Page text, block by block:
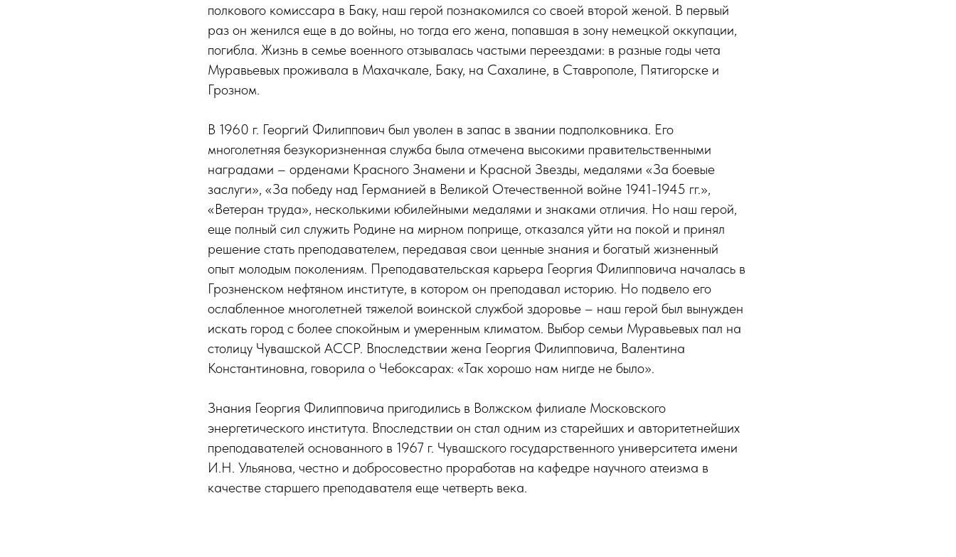
полкового комиссара в Баку, наш герой познакомился со своей второй женой. В первый
раз он женился еще в до войны, но тогда его жена, попавшая в зону немецкой оккупации,
погибла. Жизнь в семье военного отзывалась частыми переездами: в разные годы чета
Муравьевых проживала в Махачкале, Баку, на Сахалине, в Ставрополе, Пятигорске и
Грозном.
В 1960 г. Георгий Филиппович был уволен в запас в звании подполковника. Его
многолетняя безукоризненная служба была отмечена высокими правительственными
наградами – орденами Красного Знамени и Красной Звезды, медалями «За боевые
заслуги», «За победу над Германией в Великой Отечественной войне 1941-1945 гг.»,
«Ветеран труда», несколькими юбилейными медалями и знаками отличия. Но наш герой,
еще полный сил служить Родине на мирном поприще, отказался уйти на покой и принял
решение стать преподавателем, передавая свои ценные знания и богатый жизненный
опыт молодым поколениям. Преподавательская карьера Георгия Филипповича началась в
Грозненском нефтяном институте, в котором он преподавал историю. Но подвело его
ослабленное многолетней тяжелой воинской службой здоровье – наш герой был вынужден
искать город с более спокойным и умеренным климатом. Выбор семьи Муравьевых пал на
столицу Чувашской АССР. Впоследствии жена Георгия Филипповича, Валентина
Константиновна, говорила о Чебоксарах: «Так хорошо нам нигде не было».
Знания Георгия Филипповича пригодились в Волжском филиале Московского
энергетического института. Впоследствии он стал одним из старейших и авторитетнейших
преподавателей основанного в 1967 г. Чувашского государственного университета имени
И.Н. Ульянова, честно и добросовестно проработав на кафедре научного атеизма в
качестве старшего преподавателя еще четверть века.